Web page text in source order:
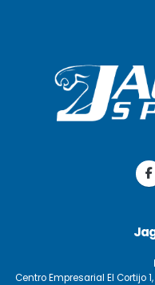
Centro Empresarial El Cortijo